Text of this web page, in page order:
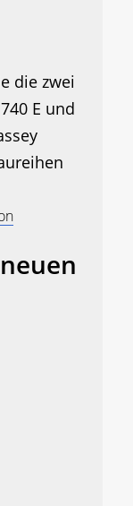
die zwei
E und